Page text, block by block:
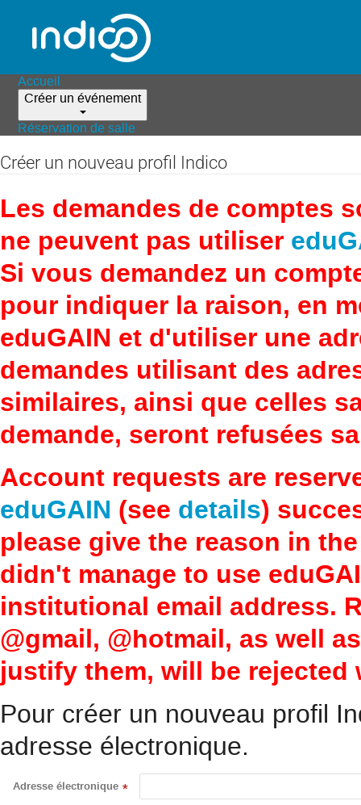
Accueil
Créer un événement
Réservation de salle
Créer un nouveau profil Indico
Les demandes de comptes
ne peuvent pas utiliser
Si vous demandez un
pour indiquer la raison, en
eduGAIN et d'utiliser une
demandes utilisant des
similaires, ainsi que celles
demande, seront refusées
Account requests are
eduGAIN (see details)
please give the reason in
didn't manage to use
institutional email address.
@gmail, @hotmail, as well
justify them, will be
Pour créer un nouveau profil
adresse électronique.
Adresse électronique *